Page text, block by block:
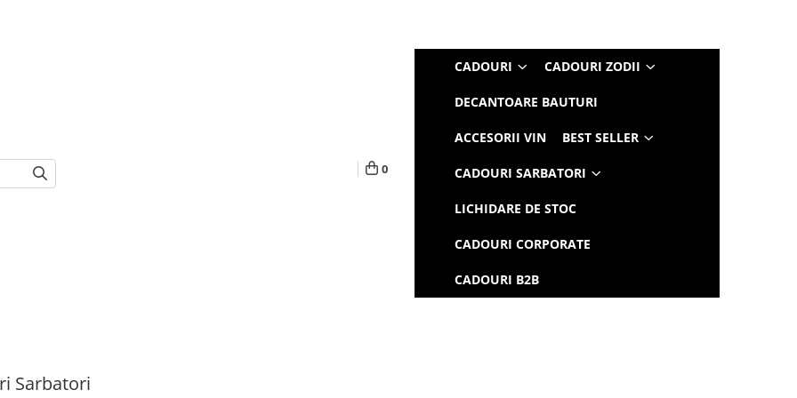
0
CADOURI CADOURI ZODII
DECANTOARE BAUTURI
ACCESORII VIN BEST SELLER
CADOURI SARBATORI
LICHIDARE DE STOC
CADOURI CORPORATE
CADOURI B2B
Sarbatori